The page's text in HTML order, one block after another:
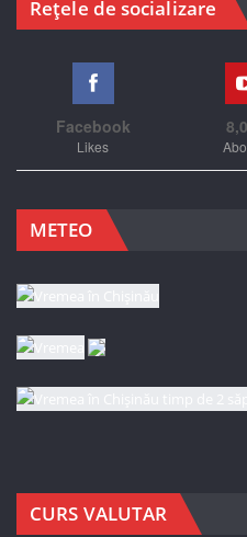
Rețele de socializare
Facebook
Likes
METEO
CURS VALUTAR